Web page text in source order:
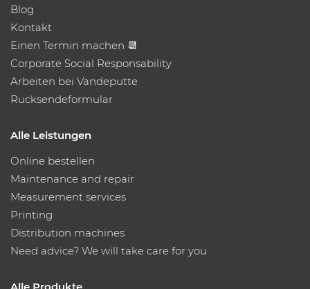
Blog
Kontakt
Einen Termin machen 📆
Corporate Social Responsability
Arbeiten bei Vandeputte
Rucksendeformular
Alle Leistungen
Online bestellen
Maintenance and repair
Measurement services
Printing
Distribution machines
Need advice? We will take care for you